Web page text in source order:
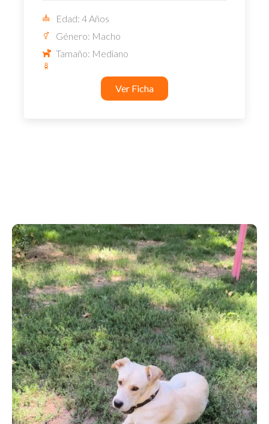
Edad: 4 Años
Género: Macho
Tamaño: Mediano
Ver Ficha